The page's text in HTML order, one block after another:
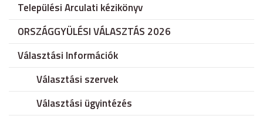
Települési Arculati kézikönyv
ORSZÁGGYÜLÉSI VÁLASZTÁS 2026
Választási Információk
Választási szervek
Választási ügyintézés